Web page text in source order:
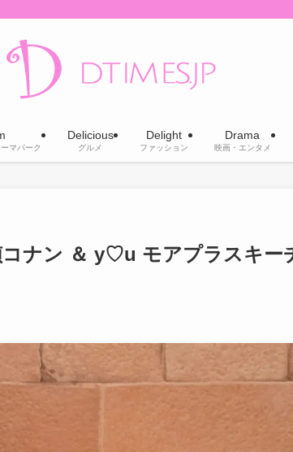
マパーク
Delicious
グルメ
Delight
ファッション
Drama
映画・エンタメ
ナン ＆ y♡u モアプラスキー